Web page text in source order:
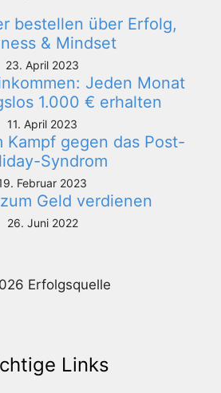
bestellen über Erfolg,
& Mindset
23. April 2023
Jeden Monat
1.000 € erhalten
11. April 2023
Kampf gegen das Post-
Syndrom
Februar 2023
Geld verdienen
26. Juni 2022
Erfolgsquelle
Links